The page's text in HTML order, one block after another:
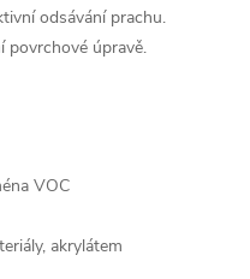
odsávání prachu.
povrchové úpravě.
VOC
akrylátem